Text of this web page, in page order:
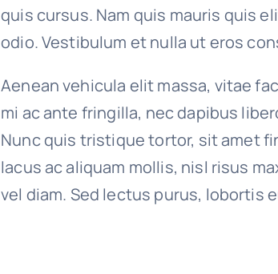
quis cursus. Nam quis mauris quis
odio. Vestibulum et nulla ut eros
Aenean vehicula elit massa, vitae
mi ac ante fringilla, nec dapibus
Nunc quis tristique tortor, sit amet
lacus ac aliquam mollis, nisl risus
vel diam. Sed lectus purus, lobortis